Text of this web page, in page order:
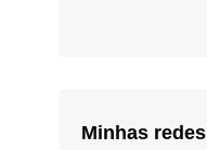
Minhas redes